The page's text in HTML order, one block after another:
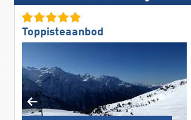
Toppisteaanbod